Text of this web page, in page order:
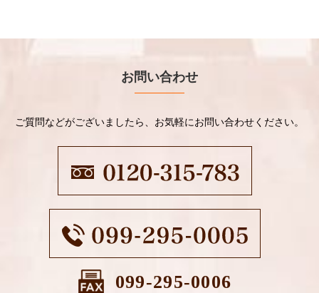
お問い合わせ
ご質問などがございましたら、お気軽にお問い合わせください。
099-295-0006